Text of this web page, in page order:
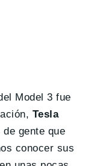
Model 3 fue
Tesla
de gente que
conocer sus